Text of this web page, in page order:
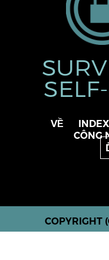
VỀ INDEX
CÔNG
COPYRIGHT